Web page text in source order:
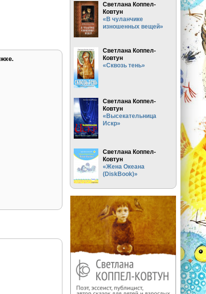
Светлана Коппел-
Ковтун
«В чуланчике
изношенных вещей»
Светлана Коппел-
Ковтун
«Сквозь тень»
Светлана Коппел-
Ковтун
«Высекательница
Искр»
Светлана Коппел-
Ковтун
«Жена Океана
(DiskBook)»